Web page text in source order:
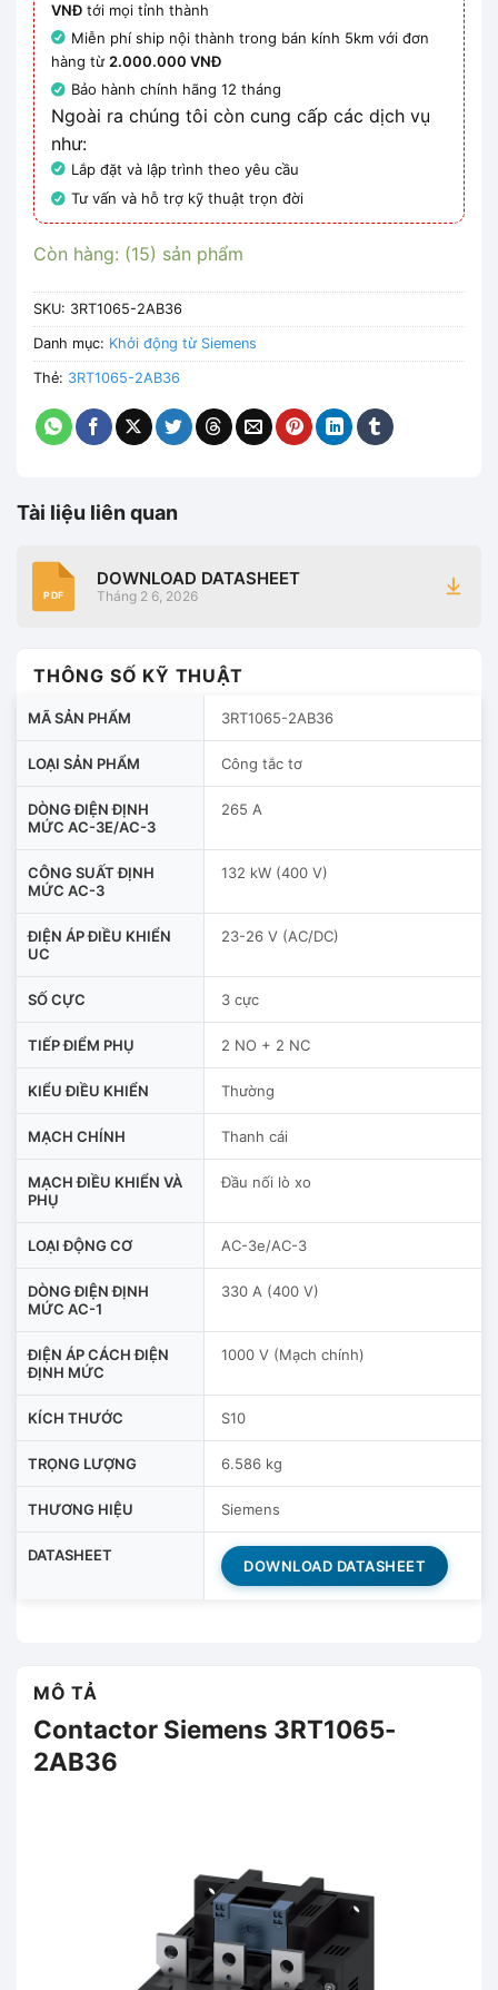
VNĐ tới mọi tỉnh thành
Miễn phí ship nội thành trong bán kính 5km với đơn
hàng từ2.000.000 VNĐ
Bảo hành chính hãng 12 tháng
Ngoài ra chúng tôi còn cung cấp các dịch vụ
như:
Lắp đặt và lập trình theo yêu cầu
Tư vấn và hỗ trợ kỹ thuật trọn đời
Còn hàng: (15) sản phẩm
SKU: 3RT1065-2AB36
Danh mục: Khởi động từ Siemens
Thẻ: 3RT1065-2AB36
Tài liệu liên quan
PDF
DOWNLOAD DATASHEET
Tháng 2 6, 2026
THÔNG SỐ KỸ THUẬT
MÃ SẢN PHẨM 3RT1065-2AB36
LOẠI SẢN PHẨM Công tắc tơ
DÒNG ĐIỆN ĐỊNH
MỨC AC-3E/AC-3
265 A
CÔNG SUẤT ĐỊNH
MỨC AC-3
132 kW (400 V)
ĐIỆN ÁP ĐIỀU KHIỂN
UC
23-26 V (AC/DC)
SỐ CỰC 3 cực
TIẾP ĐIỂM PHỤ 2 NO + 2 NC
KIỂU ĐIỀU KHIỂN Thường
MẠCH CHÍNH Thanh cái
MẠCH ĐIỀU KHIỂN VÀ
PHỤ
Đầu nối lò xo
LOẠI ĐỘNG CƠ AC-3e/AC-3
DÒNG ĐIỆN ĐỊNH
MỨC AC-1
330 A (400 V)
ĐIỆN ÁP CÁCH ĐIỆN
ĐỊNH MỨC
1000 V (Mạch chính)
KÍCH THƯỚC S10
TRỌNG LƯỢNG 6.586 kg
THƯƠNG HIỆU Siemens
DATASHEET
DOWNLOAD DATASHEET
MÔ TẢ
Contactor Siemens 3RT1065-
2AB36